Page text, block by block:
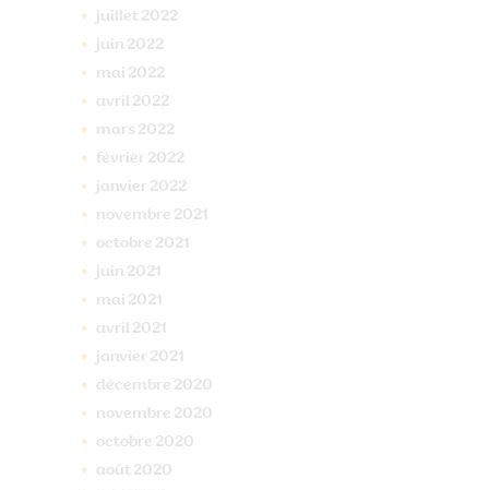
juillet 2022
juin 2022
mai 2022
avril 2022
mars 2022
février 2022
janvier 2022
novembre 2021
octobre 2021
juin 2021
mai 2021
avril 2021
janvier 2021
décembre 2020
novembre 2020
octobre 2020
août 2020